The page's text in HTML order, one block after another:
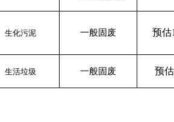
生化污泥 一般固废 预估
生活垃圾 一般固废 预